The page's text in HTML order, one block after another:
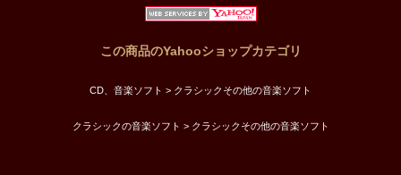
この商品のYahooショップカテゴリ
CD、音楽ソフト > クラシックその他の音楽ソフト
クラシックの音楽ソフト > クラシックその他の音楽ソフト